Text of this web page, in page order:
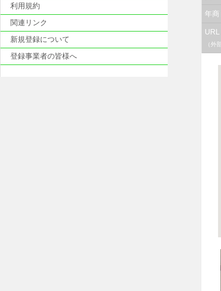
利用規約
関連リンク
新規登録について
登録事業者の皆様へ
年商
URL
（外